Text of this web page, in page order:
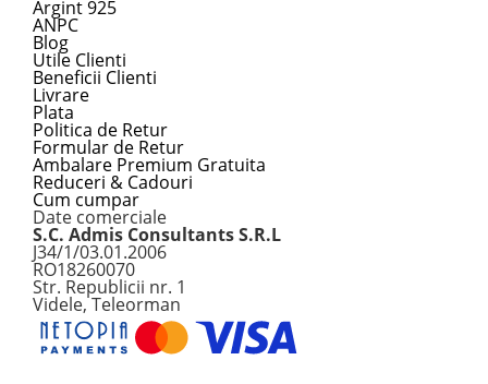
Argint 925
ANPC
Blog
Utile Clienti
Beneficii Clienti
Livrare
Plata
Politica de Retur
Formular de Retur
Ambalare Premium Gratuita
Reduceri & Cadouri
Cum cumpar
Date comerciale
S.C. Admis Consultants S.R.L
J34/1/03.01.2006
RO18260070
Str. Republicii nr. 1
Videle, Teleorman